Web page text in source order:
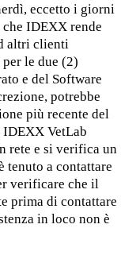
eccetto i giorni
IDEXX rende
altri clienti
le due (2)
e del Software
potrebbe
più recente del
VetLab
rete e si verifica un
tenuto a contattare
verificare che il
prima di contattare
in loco non è